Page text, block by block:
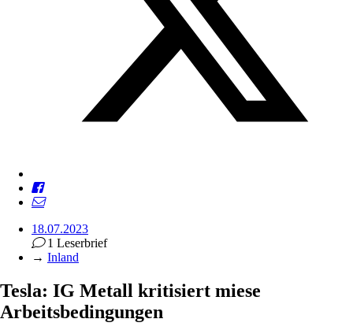
18.07.2023
1 Leserbrief
→ Inland
Tesla: IG Metall kritisiert miese
Arbeitsbedingungen